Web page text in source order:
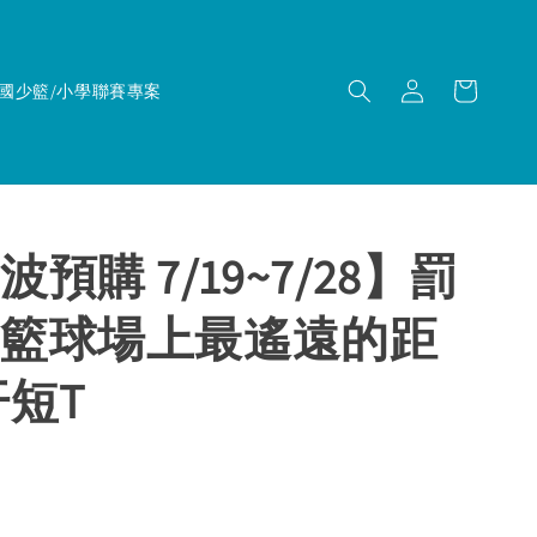
少籃/小學聯賽專案
預購 7/19~7/28】罰
球場上最遙遠的距
T